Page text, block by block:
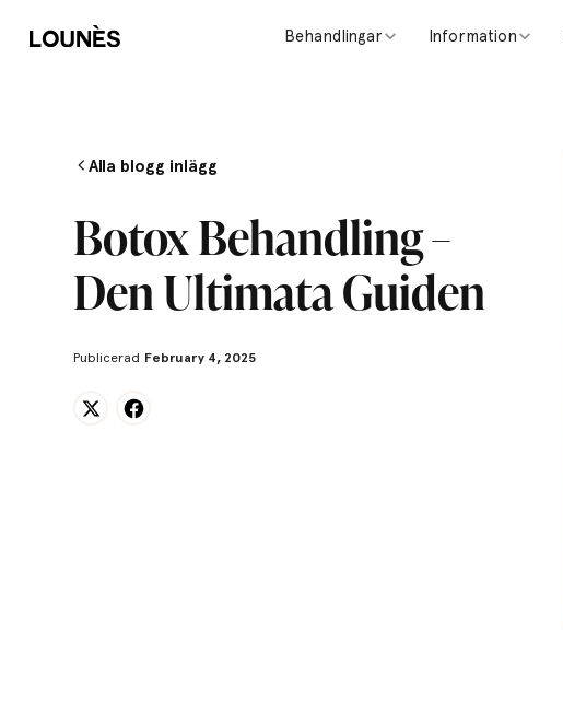
Behandlingar Information
Alla blogg inlägg
Botox Behandling –
Den Ultimata Guiden
Publicerad February 4, 2025